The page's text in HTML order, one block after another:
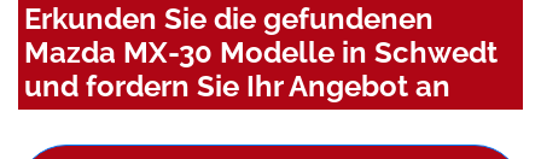
Erkunden Sie die gefundenen
Mazda MX-30 Modelle in Schwedt
und fordern Sie Ihr Angebot an